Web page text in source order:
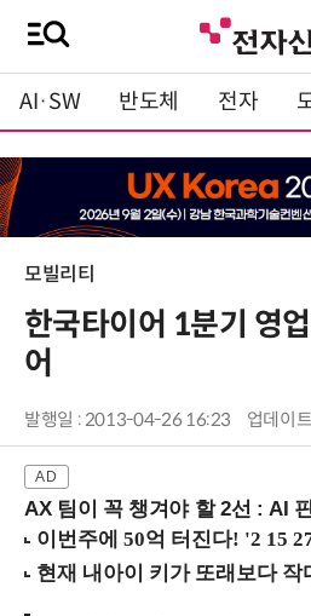
AI·SW 반도체 전자
모빌리티
한국타이어 1분기 영
어
발행일 : 2013-04-26 16:23 업데이
AX 팀이 꼭 챙겨야 할 2선 : AI 핀옵스(FinOps)와